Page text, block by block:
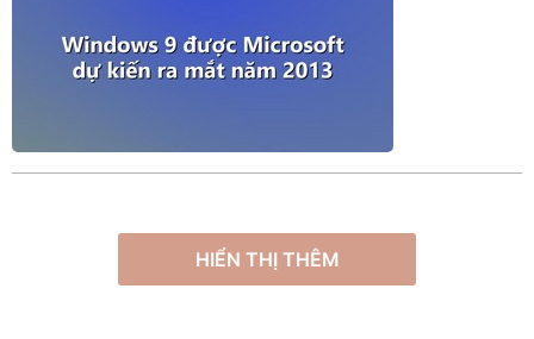
HIỂN THỊ THÊM